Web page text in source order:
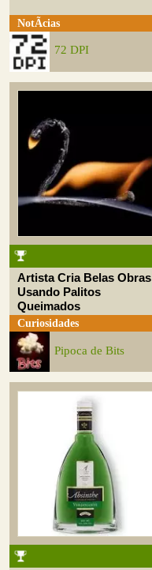
NotÃ­cias
72 DPI
Artista Cria Belas Obras
Usando Palitos
Queimados
Curiosidades
Pipoca de Bits